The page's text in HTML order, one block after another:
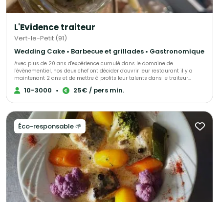
être simple à organiser, fiable à mettre en place et agréable à partager.
Nous proposons plusieurs formats selon votre événement : - Buffets froids
entreprises - Planches et pièces à partager - Repas de groupe Nos offres
s’adaptent au nombre de convives, au lieu, aux horaires et aux besoins de
votre réception : livraison, installation, service ou options
complémentaires selon le projet.
L'Evidence traiteur
Vert-le-Petit (91)
Wedding Cake • Barbecue et grillades • Gastronomique
Avec plus de 20 ans d'expérience cumulé dans le domaine de
l'évènementiel, nos deux chef ont décider d'ouvrir leur restaurant il y a
maintenant 2 ans et de mettre à profits leur talents dans le traiteur
évènementiel afin de vous accompagner lors de vos évènements.
10-3000 • 25€ / pers min.
Éco-responsable 🌱